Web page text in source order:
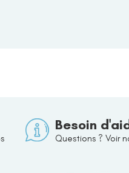
Besoin
Questions ? Voir